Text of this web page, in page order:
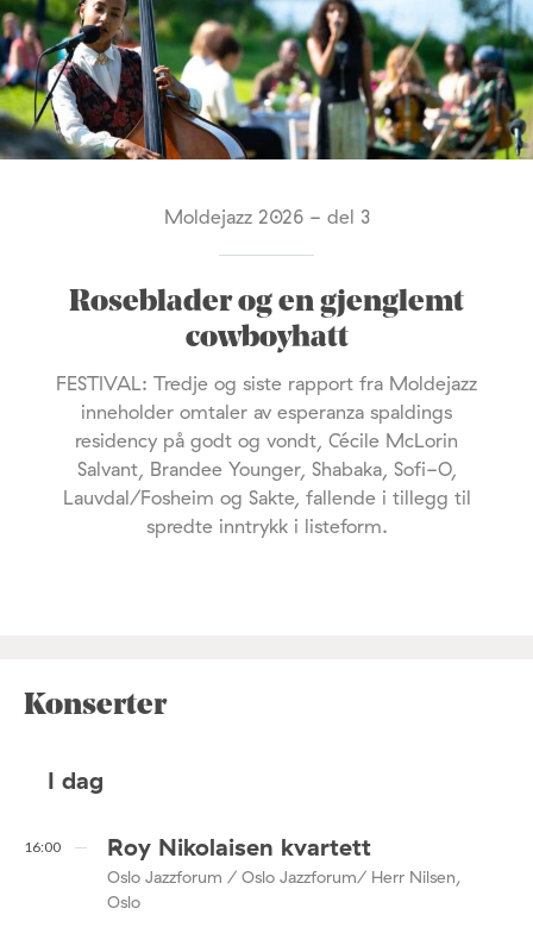
Moldejazz 2026 - del 3
Roseblader og en gjenglemt
cowboyhatt
FESTIVAL: Tredje og siste rapport fra Moldejazz
inneholder omtaler av esperanza spaldings
residency på godt og vondt, Cécile McLorin
Salvant, Brandee Younger, Shabaka, Sofi-O,
Lauvdal/Fosheim og Sakte, fallende i tillegg til
spredte inntrykk i listeform.
Konserter
I dag
16:00 Roy Nikolaisen kvartett
Oslo Jazzforum / Oslo Jazzforum/ Herr Nilsen,
Oslo